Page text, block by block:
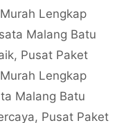
Lengkap
Malang Batu
, Pusat Paket
Lengkap
Malang Batu
, Pusat Paket